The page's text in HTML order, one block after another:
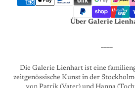
Über Galerie
Die Galerie Lienhart ist eine
zeitgenössische Kunst in der